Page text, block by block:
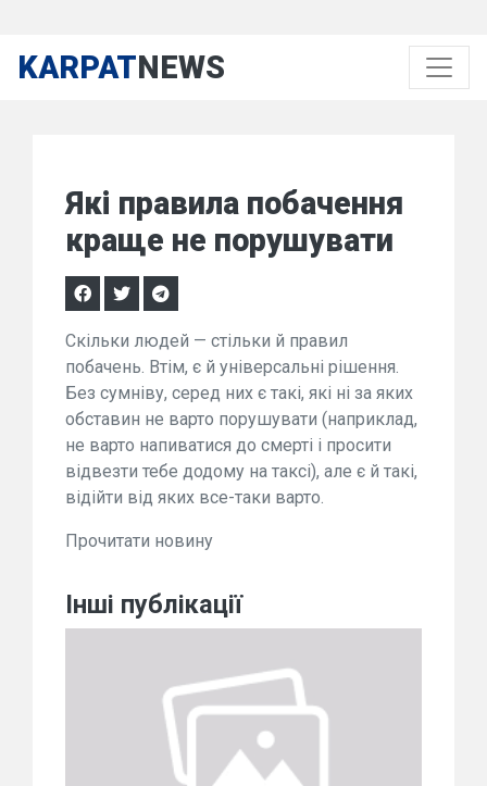
KARPATNEWS
Які правила побачення
краще не порушувати
Скільки людей — стільки й правил
побачень. Втім, є й універсальні рішення.
Без сумніву, серед них є такі, які ні за яких
обставин не варто порушувати (наприклад,
не варто напиватися до смерті і просити
відвезти тебе додому на таксі), але є й такі,
відійти від яких все-таки варто.
Прочитати новину
Інші публікації